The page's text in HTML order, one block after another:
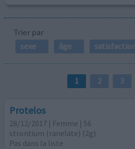
Trier par
sexe
âge
1 2 3
Protelos
28/12/2017 | Femme | 56
strontium (ranelate) (2g)
Pas dans la liste